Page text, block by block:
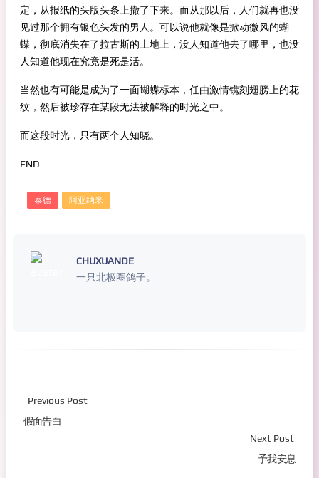
定，从报纸的头版头条上撤了下来。而从那以后，人们就再也没
见过那个拥有银色头发的男人。可以说他就像是掀动微风的蝴
蝶，彻底消失在了拉古斯的土地上，没人知道他去了哪里，也没
人知道他现在究竟是死是活。
当然也有可能是成为了一面蝴蝶标本，任由激情镌刻翅膀上的花
纹，然后被珍存在某段无法被解释的时光之中。
而这段时光，只有两个人知晓。
END
泰德 阿亚纳米
CHUXUANDE
一只北极圈鸽子。
Previous Post
假面告白
Next Post
予我安息